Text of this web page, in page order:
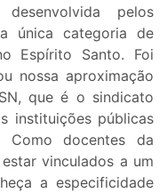
pelos
única categoria de
Espírito Santo. Foi
nossa aproximação
que é o sindicato
instituições públicas
Como docentes da
vinculados a um
a especificidade